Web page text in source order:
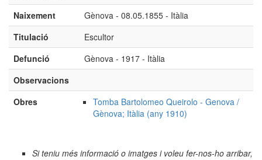
Naixement
Gènova - 08.05.1855 - Itàlia
Titulació
Escultor
Defunció
Gènova - 1917 - Itàlia
Observacions
Obres
Tomba Bartolomeo Queirolo - Genova /
Gènova; Itàlia (any 1910)
Si teniu més informació o imatges i voleu fer-nos-ho arribar,